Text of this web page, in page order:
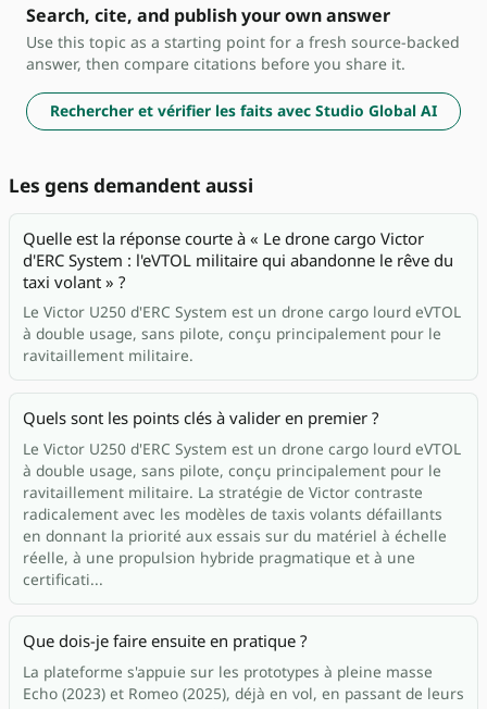
Search, cite, and publish your own answer
Use this topic as a starting point for a fresh source-backed
answer, then compare citations before you share it.
Rechercher et vérifier les faits avec Studio Global AI
Les gens demandent aussi
Quelle est la réponse courte à « Le drone cargo Victor
d'ERC System : l'eVTOL militaire qui abandonne le rêve du
taxi volant » ?
Le Victor U250 d'ERC System est un drone cargo lourd eVTOL
à double usage, sans pilote, conçu principalement pour le
ravitaillement militaire.
Quels sont les points clés à valider en premier ?
Le Victor U250 d'ERC System est un drone cargo lourd eVTOL
à double usage, sans pilote, conçu principalement pour le
ravitaillement militaire. La stratégie de Victor contraste
radicalement avec les modèles de taxis volants défaillants
en donnant la priorité aux essais sur du matériel à échelle
réelle, à une propulsion hybride pragmatique et à une
certificati...
Que dois-je faire ensuite en pratique ?
La plateforme s'appuie sur les prototypes à pleine masse
Echo (2023) et Romeo (2025), déjà en vol, en passant de leurs